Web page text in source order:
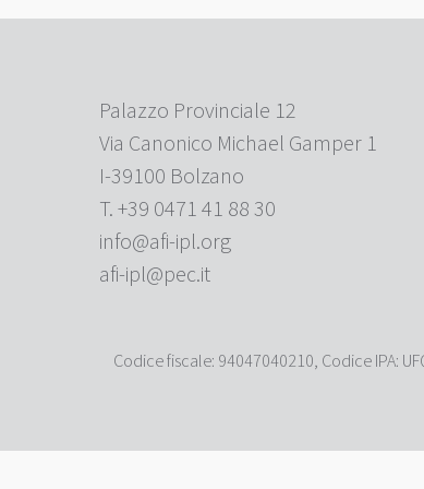
Palazzo Provinciale 12
Via Canonico Michael Gamper 1
I-39100 Bolzano
T. +39 0471 41 88 30
info@afi-ipl.org
afi-ipl@pec.it
Codice fiscale: 94047040210, Codice IPA: